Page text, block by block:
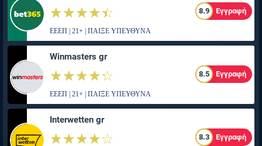
☆☆☆☆☆
★★★★★ 8.9 Εγγραφή
ΕΕΕΠ | 21+ | ΠΑΙΞΕ ΥΠΕΥΘΥΝΑ
Winmasters gr
☆☆☆☆☆
★★★★★ 8.5 Εγγραφή
ΕΕΕΠ | 21+ | ΠΑΙΞΕ ΥΠΕΥΘΥΝΑ
Interwetten gr
☆☆☆☆☆
★★★★★ 8.3 Εγγραφή